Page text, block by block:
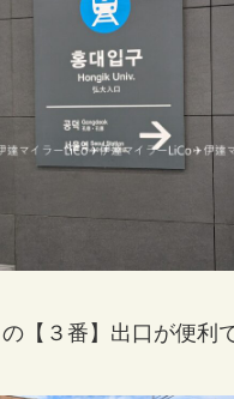
【３番】出口が便利